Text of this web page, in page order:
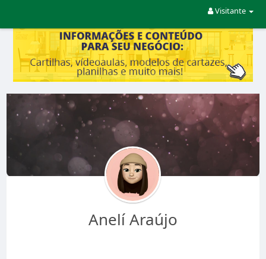
Visitante
Anelí Araújo